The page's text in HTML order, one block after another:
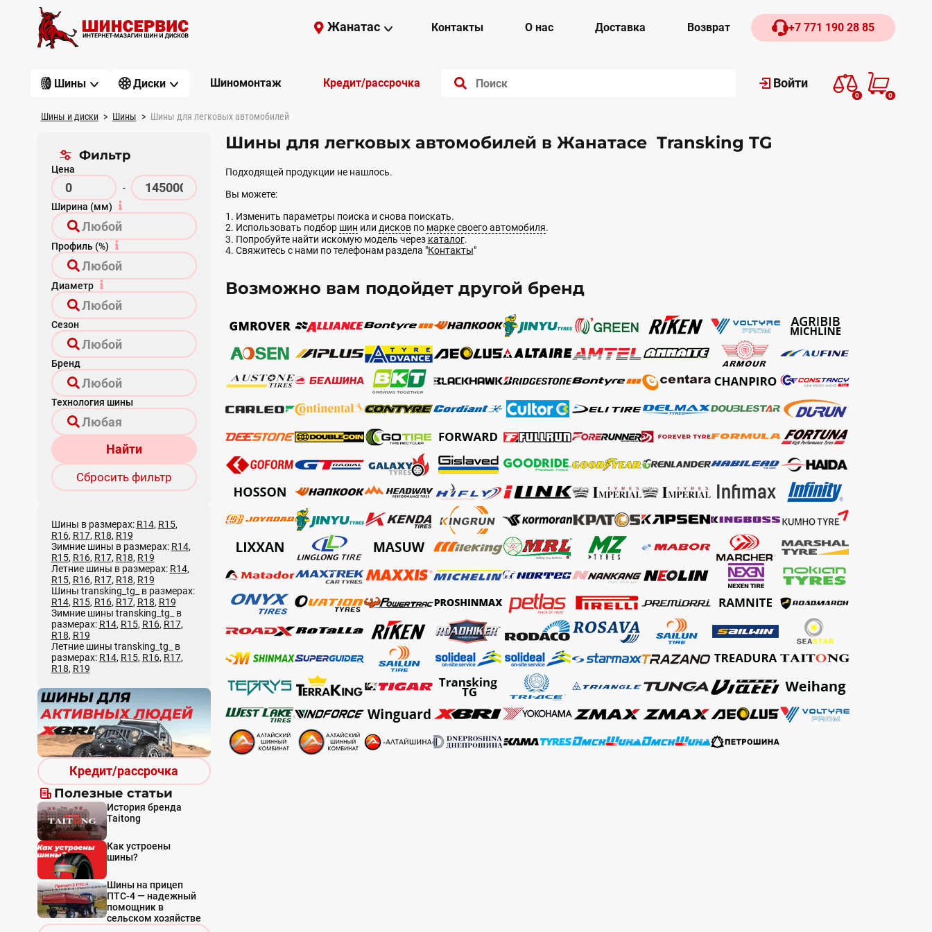
Жанатас Контакты О нас Доставка Возврат +7 771 190 28 85
Шины Диски Шиномонтаж Кредит/рассрочка Войти
0 0
Шины и диски Шины Шины для легковых автомобилей
Фильтр
Цена
-
Ширина (мм)
Профиль (%)
Диаметр
Сезон
Бренд
Технология шины
Найти
Сбросить фильтр
Шины в размерах: R14, R15,
R16, R17, R18, R19
Зимние шины в размерах: R14,
R15, R16, R17, R18, R19
Летние шины в размерах: R14,
R15, R16, R17, R18, R19
Шины transking_tg_ в размерах:
R14, R15, R16, R17, R18, R19
Зимние шины transking_tg_ в
размерах: R14, R15, R16, R17,
R18, R19
Летние шины transking_tg_ в
размерах: R14, R15, R16, R17,
R18, R19
Кредит/рассрочка
Полезные статьи
История бренда
Taitong
Как устроены
шины?
Шины на прицеп
ПТС-4 — надежный
помощник в
сельском хозяйстве
Шины для легковых автомобилей в Жанатасе Transking TG
Подходящей продукции не нашлось.
Вы можете:
1. Изменить параметры поиска и снова поискать.
2. Использовать подбор шин или дисковпо марке своего автомобиля.
3. Попробуйте найти искомую модель через каталог.
4. Свяжитесь с нами по телефонам раздела "Контакты"
Возможно вам подойдет другой бренд